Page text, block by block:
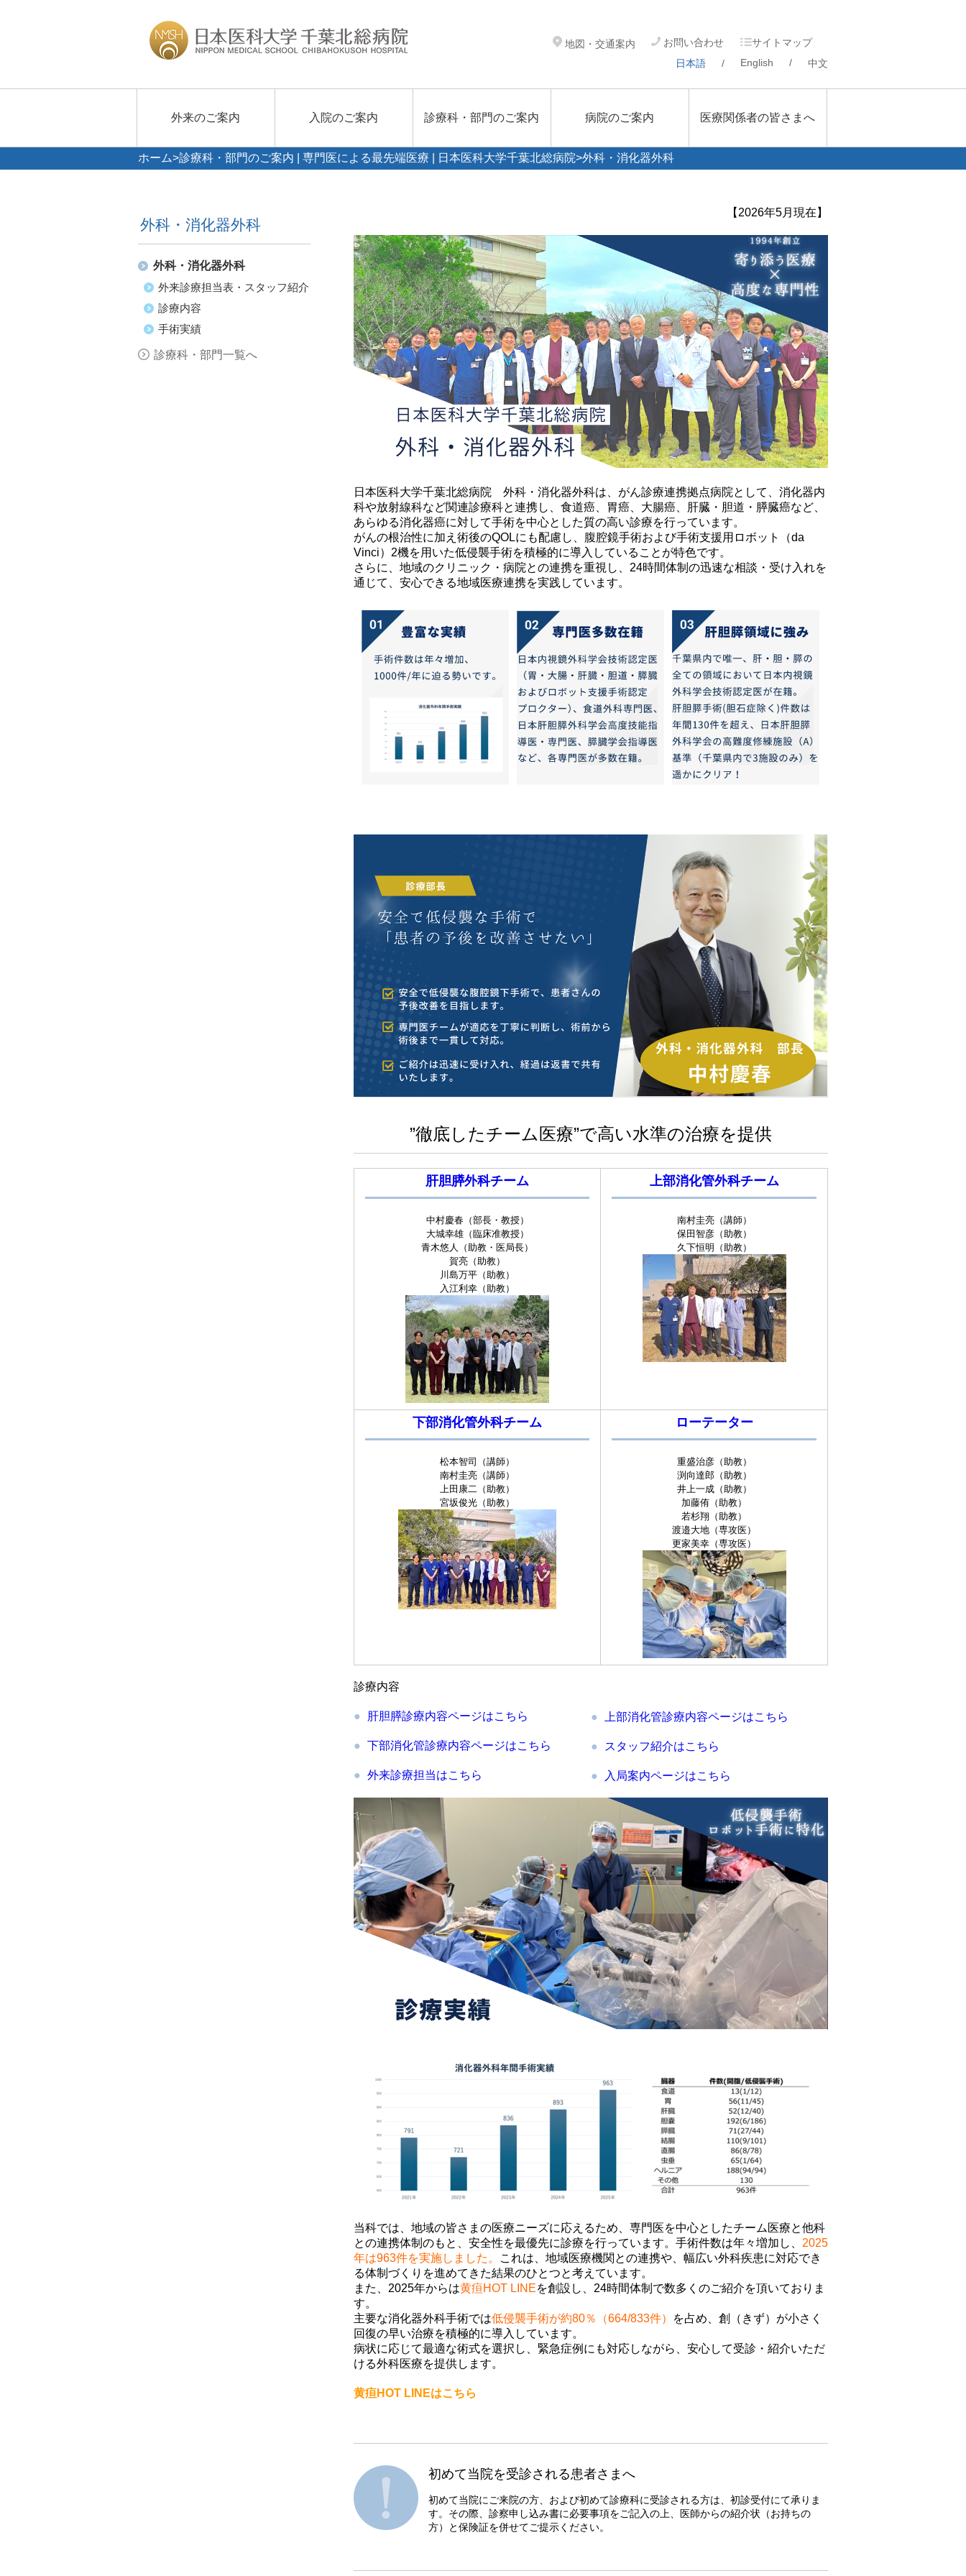
地図・交通案内 お問い合わせ
サイトマップ
日本語
/ English / 中文
外来のご案内 入院のご案内 診療科・部門のご案内 病院のご案内 医療関係者の皆さまへ
ホーム>診療科・部門のご案内 | 専門医による最先端医療 | 日本医科大学千葉北総病院>外科・消化器外科
外科・消化器外科
外科・消化器外科
外来診療担当表・スタッフ紹介
診療内容
手術実績
診療科・部門一覧へ
【2026年5月現在】
日本医科大学千葉北総病院 外科・消化器外科は、がん診療連携拠点病院として、消化器内
科や放射線科など関連診療科と連携し、食道癌、胃癌、大腸癌、肝臓・胆道・膵臓癌など、
あらゆる消化器癌に対して手術を中心とした質の高い診療を行っています。
がんの根治性に加え術後のQOLにも配慮し、腹腔鏡手術および手術支援用ロボット（da
Vinci）2機を用いた低侵襲手術を積極的に導入していることが特色です。
さらに、地域のクリニック・病院との連携を重視し、24時間体制の迅速な相談・受け入れを
通じて、安心できる地域医療連携を実践しています。
”徹底したチーム医療”で高い水準の治療を提供
肝胆膵外科チーム
中村慶春（部長・教授）
大城幸雄（臨床准教授）
青木悠人（助教・医局長）
賀亮（助教）
川島万平（助教）
入江利幸（助教）
上部消化管外科チーム
南村圭亮（講師）
保田智彦（助教）
久下恒明（助教）
下部消化管外科チーム
松本智司（講師）
南村圭亮（講師）
上田康二（助教）
宮坂俊光（助教）
ローテーター
重盛治彦（助教）
渕向達郎（助教）
井上一成（助教）
加藤侑（助教）
若杉翔（助教）
渡邉大地（専攻医）
更家美幸（専攻医）
診療内容
肝胆膵診療内容ページはこちら 上部消化管診療内容ページはこちら
下部消化管診療内容ページはこちら スタッフ紹介はこちら
外来診療担当はこちら 入局案内ページはこちら
当科では、地域の皆さまの医療ニーズに応えるため、専門医を中心としたチーム医療と他科
との連携体制のもと、安全性を最優先に診療を行っています。手術件数は年々増加し、 2025
年は963件を実施しました。
これは、地域医療機関との連携や、幅広い外科疾患に対応でき
る体制づくりを進めてきた結果のひとつと考えています。
また、2025年からは黄疸HOT LINEを創設し、24時間体制で数多くのご紹介を頂いておりま
す。
主要な消化器外科手術では低侵襲手術が約80％（664/833件）
を占め、創（きず）が小さく
回復の早い治療を積極的に導入しています。
病状に応じて最適な術式を選択し、緊急症例にも対応しながら、安心して受診・紹介いただ
ける外科医療を提供します。
黄疸HOT LINEはこちら
初めて当院を受診される患者さまへ
初めて当院にご来院の方、および初めて診療科に受診される方は、初診受付にて承りま
す。その際、診察申し込み書に必要事項をご記入の上、医師からの紹介状（お持ちの
方）と保険証を併せてご提示ください。